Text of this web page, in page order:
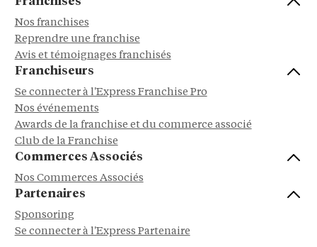
Nos franchises
Reprendre une franchise
Avis et témoignages franchisés
Franchiseurs
Se connecter à l'Express Franchise Pro
Nos événements
Awards de la franchise et du commerce associé
Club de la Franchise
Commerces Associés
Nos Commerces Associés
Partenaires
Sponsoring
Se connecter à l'Express Partenaire